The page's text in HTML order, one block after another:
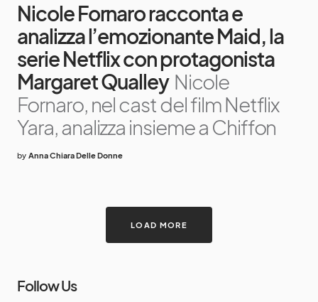
Nicole Fornaro racconta e
analizza l’emozionante Maid, la
serie Netflix con protagonista
Margaret Qualley Nicole
Fornaro, nel cast del film Netflix
Yara, analizza insieme a Chiffon
by Anna Chiara Delle Donne
LOAD MORE
Follow Us